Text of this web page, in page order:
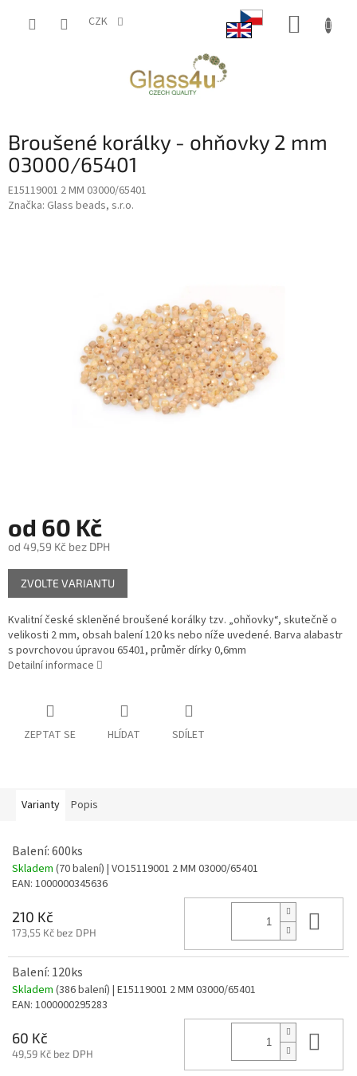
CZK
Broušené korálky - ohňovky 2 mm
03000/65401
E15119001 2 MM 03000/65401
Značka: Glass beads, s.r.o.
od 60 Kč
od 49,59 Kč bez DPH
Měrná
cena:
ZVOLTE VARIANTU
Kvalitní české skleněné broušené korálky tzv. „ohňovky“, skutečně o
velikosti 2 mm, obsah balení 120 ks nebo níže uvedené. Barva alabastr
s povrchovou úpravou 65401, průměr dírky 0,6mm
Detailní informace
ZEPTAT SE HLÍDAT SDÍLET
Varianty Popis
Balení: 600ks
Skladem (70 balení) | VO15119001 2 MM 03000/65401
EAN: 1000000345636
210 Kč
173,55 Kč bez DPH
Balení: 120ks
Skladem (386 balení) | E15119001 2 MM 03000/65401
EAN: 1000000295283
60 Kč
49,59 Kč bez DPH